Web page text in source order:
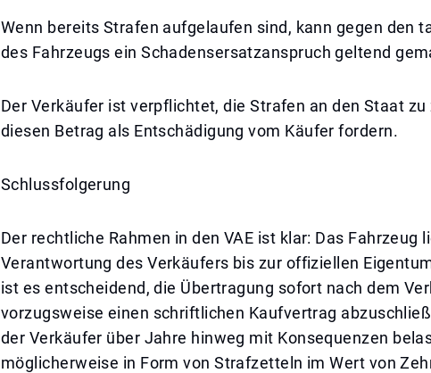
Wenn bereits Strafen aufgelaufen sind, kann gegen den
des Fahrzeugs ein Schadensersatzanspruch geltend
Der Verkäufer ist verpflichtet, die Strafen an den Staat zu
diesen Betrag als Entschädigung vom Käufer fordern.
Schlussfolgerung
Der rechtliche Rahmen in den VAE ist klar: Das Fahrzeug
Verantwortung des Verkäufers bis zur offiziellen
ist es entscheidend, die Übertragung sofort nach dem
vorzugsweise einen schriftlichen Kaufvertrag
der Verkäufer über Jahre hinweg mit Konsequenzen
möglicherweise in Form von Strafzetteln im Wert von